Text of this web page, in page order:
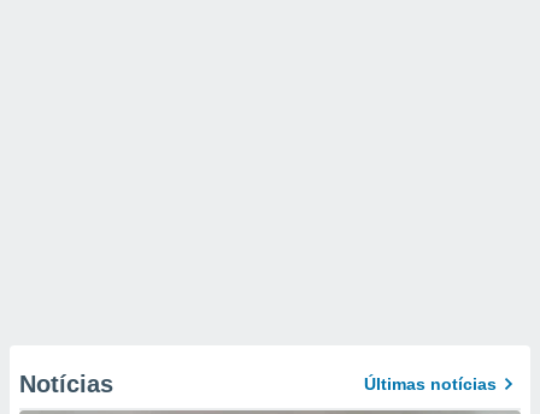
Notícias Últimas notícias